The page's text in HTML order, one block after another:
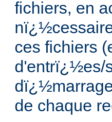
fichiers, en
ces fichiers
d'entrï¿½es/
de chaque